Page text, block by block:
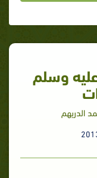
وسلم
الدريهم